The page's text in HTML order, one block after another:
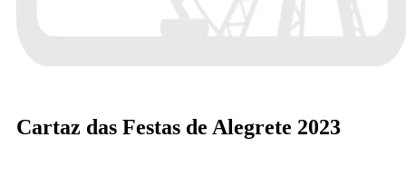
Cartaz das Festas de Alegrete 2023